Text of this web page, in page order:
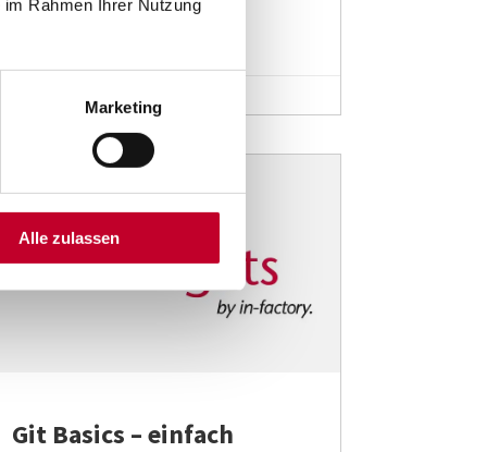
Rahmen Ihrer Nutzung
Marketing
Alle zulassen
Technik
Git Basics – einfach